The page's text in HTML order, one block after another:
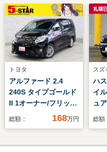
トヨタ
アルファード 2.4
240S タイプゴールド
II 1オーナー/フリップ
ダウンモニター/黒半
ンスソナー/ETC/100V
総額： 168万円
スズ
ハ
イ
ュ
サ
ヒ
総額